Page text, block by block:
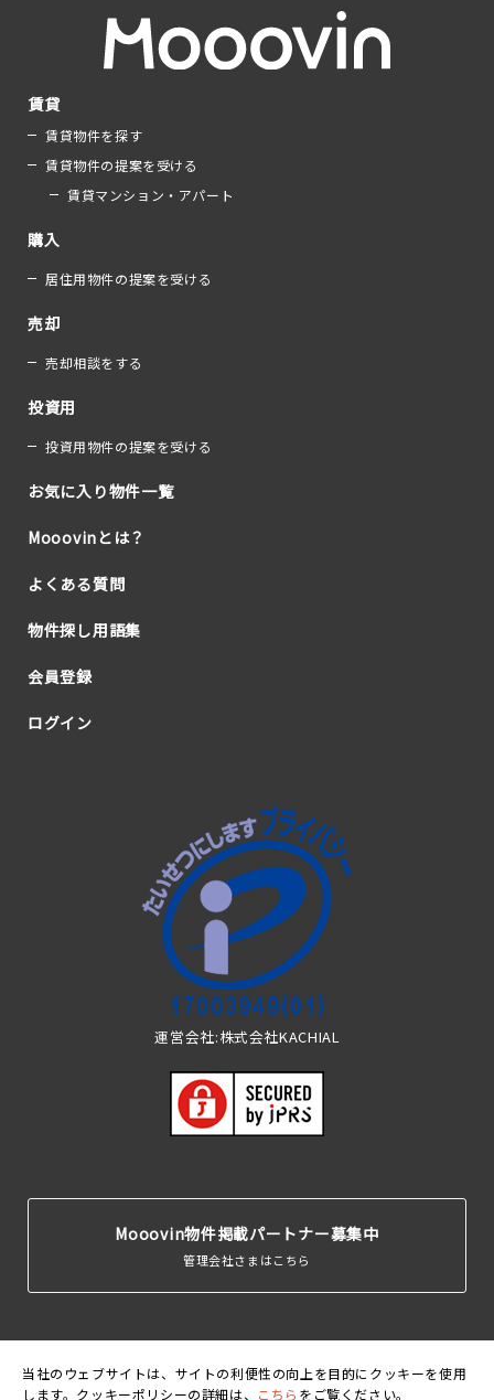
当社のウェブサイトは、サイトの利便性の向上を目的にクッキーを使用
します。クッキーポリシーの詳細は、
こちら をご覧ください。
賃貸
賃貸物件を探す
賃貸物件の提案を受ける
賃貸マンション・アパート
購入
居住用物件の提案を受ける
売却
売却相談をする
投資用
投資用物件の提案を受ける
お気に入り物件一覧
Mooovinとは？
よくある質問
物件探し用語集
会員登録
ログイン
運営会社:株式会社KACHIAL
Mooovin物件掲載パートナー募集中
管理会社さまはこちら